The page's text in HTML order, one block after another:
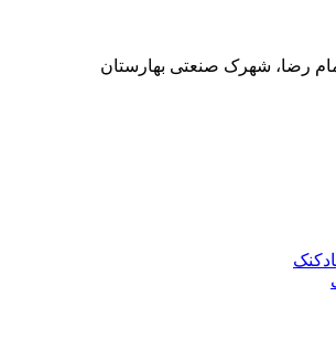
امام رضا، شهرک صنعتی بهارستان